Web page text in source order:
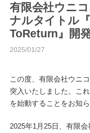
有限会社ウニ
ナルタイトル
ToReturn』開
2025/01/27
この度、有限会社ウニ
突入いたしました。こ
を始動することをお知
2025年1月25日、有限